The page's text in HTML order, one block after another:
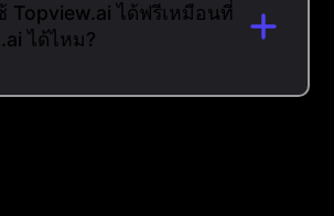
Topview.ai ได้ฟรีเหมือนที่
ได้ไหม?